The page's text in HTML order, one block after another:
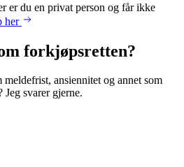
er du en privat person og får ikke
her
forkjøpsretten?
ansiennitet og annet som
Jeg svarer gjerne.